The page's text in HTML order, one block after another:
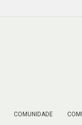
COMUNIDADE